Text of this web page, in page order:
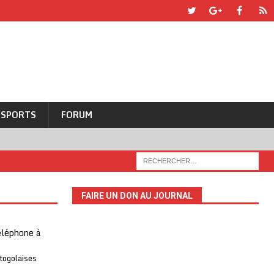
SPORTS FORUM
à
FAIRE UN DON AU JOURNAL